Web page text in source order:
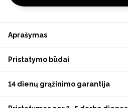
Aprašymas
Pristatymo būdai
14 dienų grąžinimo garantija